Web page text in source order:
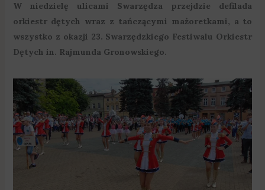
W niedzielę ulicami Swarzędza przejdzie defilada
orkiestr dętych wraz z tańczącymi mażoretkami, a to
wszystko z okazji 23. Swarzędzkiego Festiwalu Orkiestr
Dętych in. Rajmunda Gronowskiego.